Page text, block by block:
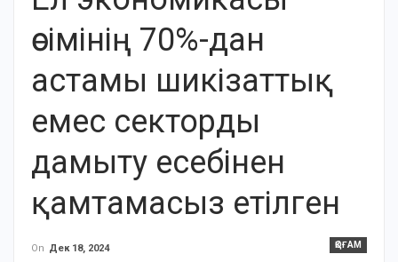
өсімінің 70%-дан
астамы шикізаттық
емес секторды
дамыту есебінен
қамтамасыз етілген
ҚОҒАМ
On Дек 18, 2024